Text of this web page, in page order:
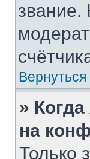
звание.
Вернуться
»
на
Только